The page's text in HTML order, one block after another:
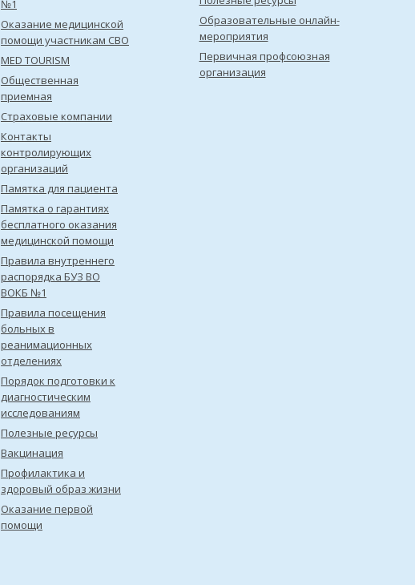
№1
Оказание медицинской
помощи участникам СВО
MED TOURISM
Общественная
приемная
Страховые компании
Контакты
контролирующих
организаций
Памятка для пациента
Памятка о гарантиях
бесплатного оказания
медицинской помощи
Правила внутреннего
распорядка БУЗ ВО
ВОКБ №1
Правила посещения
больных в
реанимационных
отделениях
Порядок подготовки к
диагностическим
исследованиям
Полезные ресурсы
Вакцинация
Профилактика и
здоровый образ жизни
Оказание первой
помощи
Образовательные онлайн-
мероприятия
Первичная профсоюзная
организация